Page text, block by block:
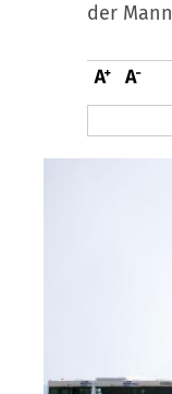
der